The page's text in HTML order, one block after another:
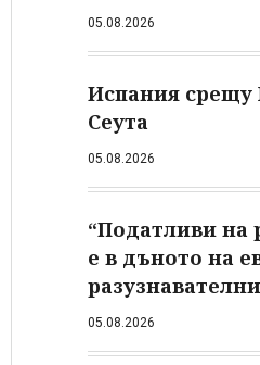
05.08.2026
Испания
Сеута
05.08.2026
“Податливи на
е в дъното на
05.08.2026